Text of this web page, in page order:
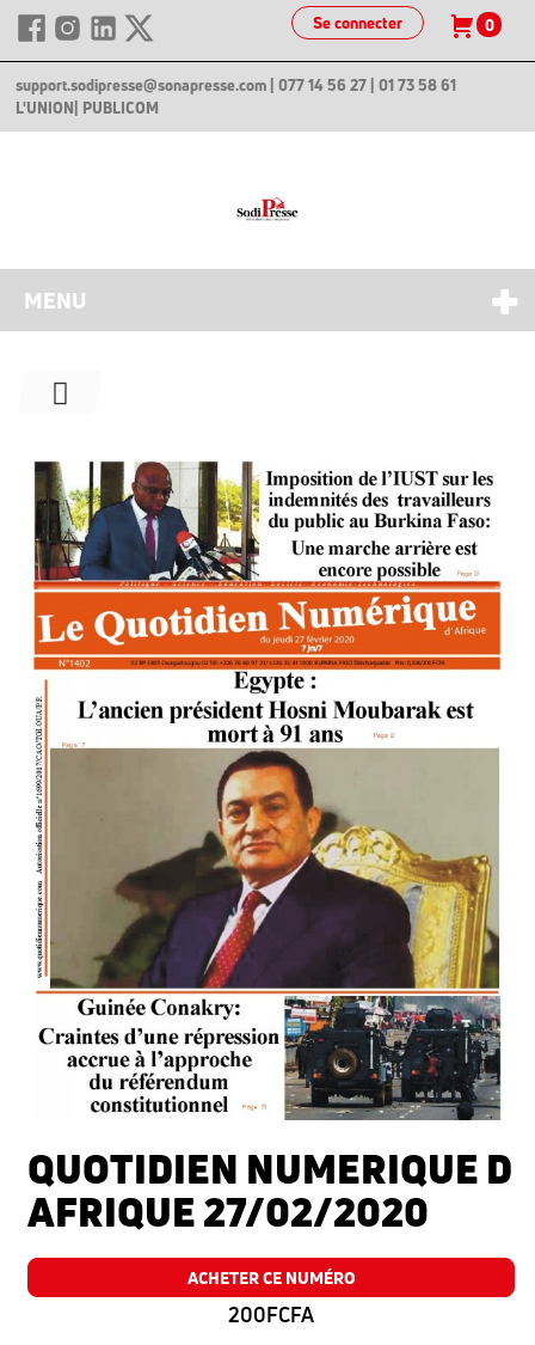
Se connecter 0
support.sodipresse@sonapresse.com | 077 14 56 27 | 01 73 58 61
L'UNION | PUBLICOM
MENU
QUOTIDIEN NUMERIQUE D
AFRIQUE 27/02/2020
ACHETER CE NUMÉRO
200FCFA